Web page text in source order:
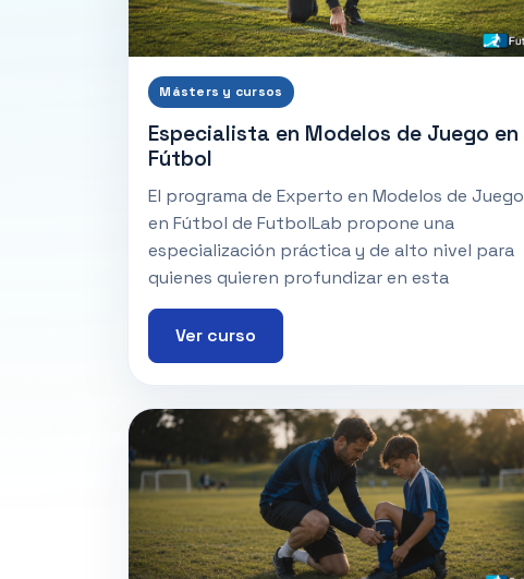
Másters y cursos
Especialista en Modelos de Juego en
Fútbol
El programa de Experto en Modelos de Juego
en Fútbol de FutbolLab propone una
especialización práctica y de alto nivel para
quienes quieren profundizar en esta
Ver curso